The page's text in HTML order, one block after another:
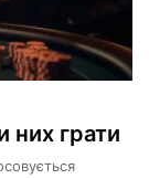
них грати